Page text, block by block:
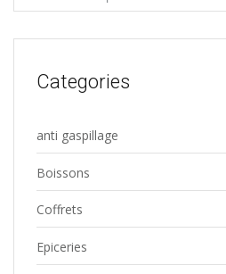
pour :
Categories
anti gaspillage
Boissons
Coffrets
Epiceries